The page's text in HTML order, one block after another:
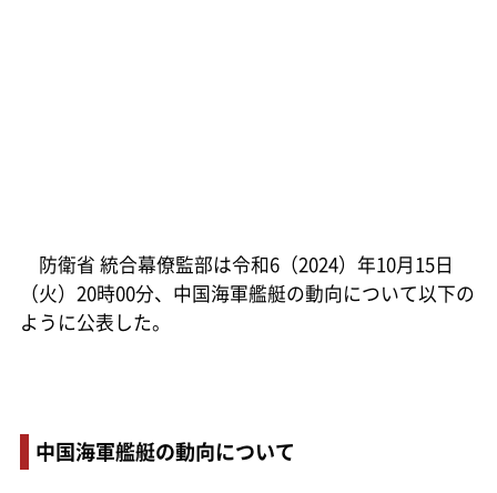
防衛省 統合幕僚監部は令和6（2024）年10月15日
（火）20時00分、中国海軍艦艇の動向について以下の
ように公表した。
中国海軍艦艇の動向について